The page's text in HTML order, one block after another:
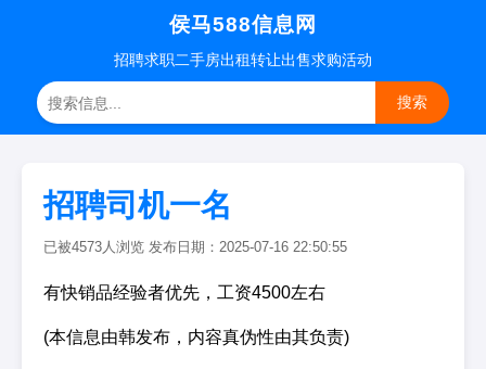
侯马588信息网
招聘求职二手房出租转让出售求购活动
搜索
招聘司机一名
已被4573人浏览 发布日期：2025-07-16 22:50:55
有快销品经验者优先，工资4500左右
(本信息由韩发布，内容真伪性由其负责)